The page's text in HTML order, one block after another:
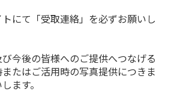
にて「受取連絡」を必ずお願いし
今後の皆様へのご提供へつなげる
たはご活用時の写真提供につきま
ます。